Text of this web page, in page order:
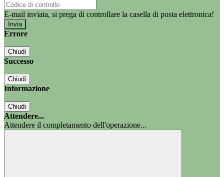
E-mail inviata, si prega di controllare la casella di posta elettronica!
Errore
Chiudi
Successo
Chiudi
Informazione
Chiudi
Attendere...
Attendere il completamento dell'operazione...